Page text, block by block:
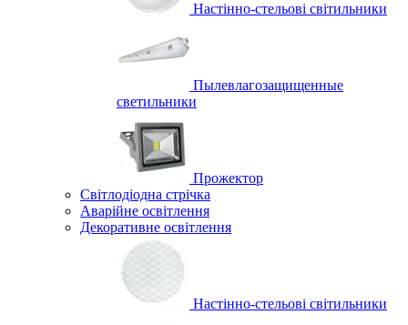
Настінно-стельові світильники
Пылевлагозащищенные
светильники
Прожектор
Світлодіодна стрічка
Аварійне освітлення
Декоративне освітлення
Настінно-стельові світильники